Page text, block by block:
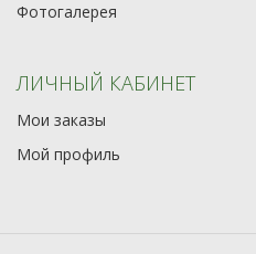
Фотогалерея
ЛИЧНЫЙ КАБИНЕТ
Мои заказы
Мой профиль